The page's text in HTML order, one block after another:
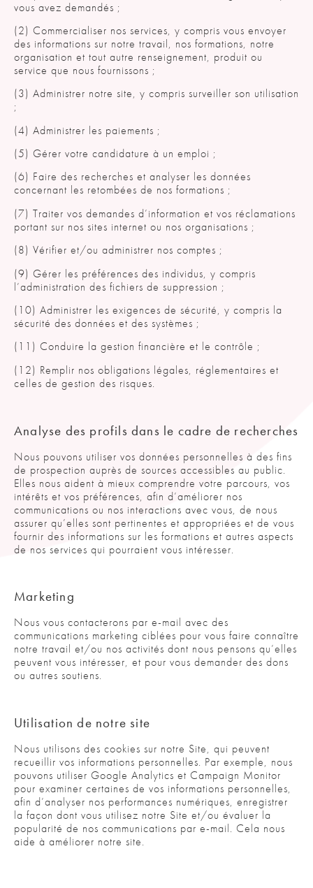
vous avez demandés ;
(2) Commercialiser nos services, y compris vous envoyer
des informations sur notre travail, nos formations, notre
organisation et tout autre renseignement, produit ou
service que nous fournissons ;
(3) Administrer notre site, y compris surveiller son utilisation
;
(4) Administrer les paiements ;
(5) Gérer votre candidature à un emploi ;
(6) Faire des recherches et analyser les données
concernant les retombées de nos formations ;
(7) Traiter vos demandes d’information et vos réclamations
portant sur nos sites internet ou nos organisations ;
(8) Vérifier et/ou administrer nos comptes ;
(9) Gérer les préférences des individus, y compris
l’administration des fichiers de suppression ;
(10) Administrer les exigences de sécurité, y compris la
sécurité des données et des systèmes ;
(11) Conduire la gestion financière et le contrôle ;
(12) Remplir nos obligations légales, réglementaires et
celles de gestion des risques.
Analyse des profils dans le cadre de recherches
Nous pouvons utiliser vos données personnelles à des fins
de prospection auprès de sources accessibles au public.
Elles nous aident à mieux comprendre votre parcours, vos
intérêts et vos préférences, afin d’améliorer nos
communications ou nos interactions avec vous, de nous
assurer qu’elles sont pertinentes et appropriées et de vous
fournir des informations sur les formations et autres aspects
de nos services qui pourraient vous intéresser.
Marketing
Nous vous contacterons par e-mail avec des
communications marketing ciblées pour vous faire connaître
notre travail et/ou nos activités dont nous pensons qu’elles
peuvent vous intéresser, et pour vous demander des dons
ou autres soutiens.
Utilisation de notre site
Nous utilisons des cookies sur notre Site, qui peuvent
recueillir vos informations personnelles. Par exemple, nous
pouvons utiliser Google Analytics et Campaign Monitor
pour examiner certaines de vos informations personnelles,
afin d’analyser nos performances numériques, enregistrer
la façon dont vous utilisez notre Site et/ou évaluer la
popularité de nos communications par e-mail. Cela nous
aide à améliorer notre site.